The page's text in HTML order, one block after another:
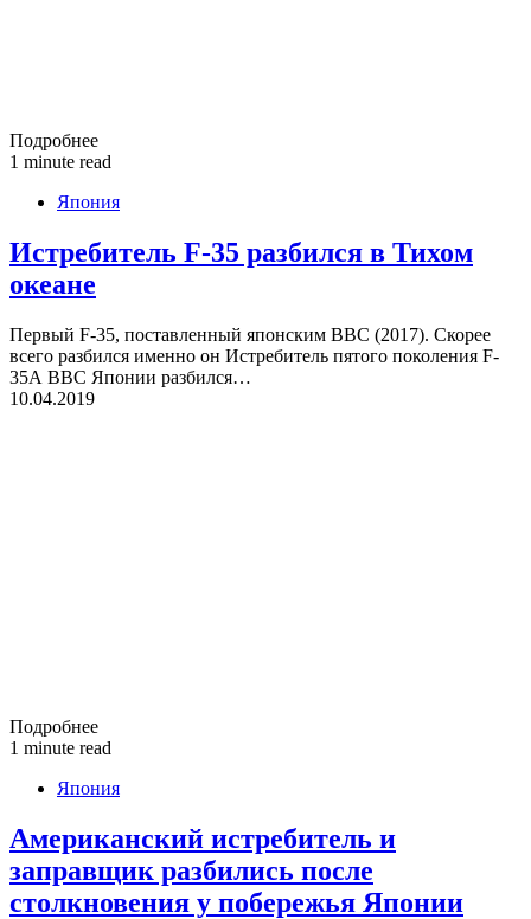
Подробнее
1 minute read
Япония
Истребитель F-35 разбился в Тихом
океане
Первый F-35, поставленный японским ВВС (2017). Скорее
всего разбился именно он Истребитель пятого поколения F-
35А ВВС Японии разбился…
10.04.2019
Подробнее
1 minute read
Япония
Американский истребитель и
заправщик разбились после
столкновения у побережья Японии